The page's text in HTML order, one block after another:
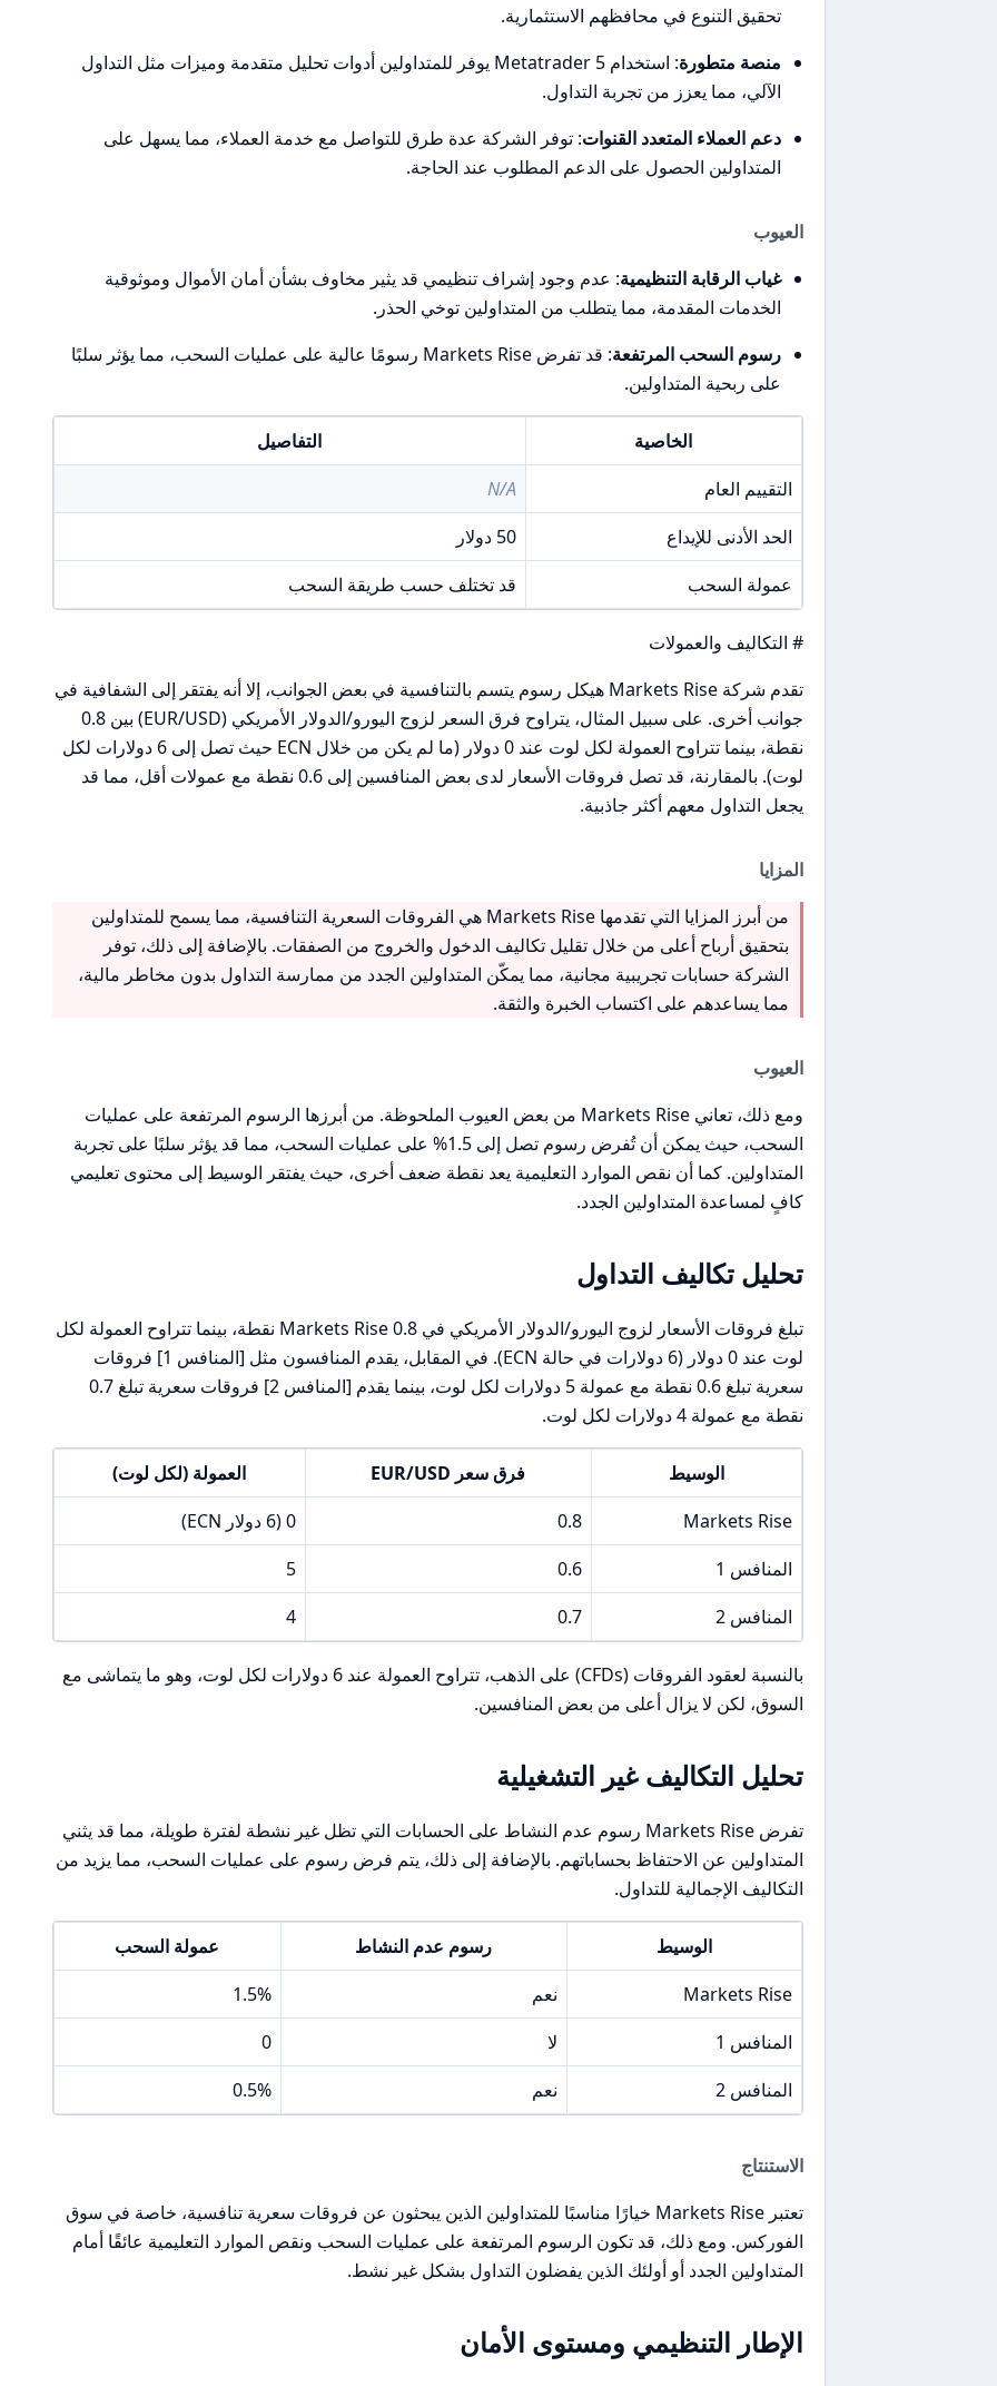
تحقيق التنوع في محافظهم الاستثمارية.
منصة متطورة
: استخدام Metatrader 5 يوفر للمتداولين أدوات تحليل متقدمة وميزات مثل التداول
الآلي، مما يعزز من تجربة التداول.
دعم العملاء المتعدد القنوات: توفر الشركة عدة طرق للتواصل مع خدمة العملاء، مما يسهل على
المتداولين الحصول على الدعم المطلوب عند الحاجة.
العيوب
غياب الرقابة التنظيمية: عدم وجود إشراف تنظيمي قد يثير مخاوف بشأن أمان الأموال وموثوقية
الخدمات المقدمة، مما يتطلب من المتداولين توخي الحذر.
رسوم السحب المرتفعة
: قد تفرض Markets Rise رسومًا عالية على عمليات السحب، مما يؤثر سلبًا
على ربحية المتداولين.
الخاصية
التفاصيل
التقييم العام
N/A
الحد الأدنى للإيداع
50 دولار
عمولة السحب
قد تختلف حسب طريقة السحب
# التكاليف والعمولات
تقدم شركة Markets Rise هيكل رسوم يتسم بالتنافسية في بعض الجوانب، إلا أنه يفتقر إلى الشفافية في
جوانب أخرى. على سبيل المثال، يتراوح فرق السعر لزوج اليورو/الدولار الأمريكي (EUR/USD) بين 0.8
نقطة، بينما تتراوح العمولة لكل لوت عند 0 دولار (ما لم يكن من خلال ECN حيث تصل إلى 6 دولارات لكل
لوت). بالمقارنة، قد تصل فروقات الأسعار لدى بعض المنافسين إلى 0.6 نقطة مع عمولات أقل، مما قد
يجعل التداول معهم أكثر جاذبية.
المزايا
من أبرز المزايا التي تقدمها Markets Rise هي الفروقات السعرية التنافسية، مما يسمح للمتداولين
بتحقيق أرباح أعلى من خلال تقليل تكاليف الدخول والخروج من الصفقات. بالإضافة إلى ذلك، توفر
الشركة حسابات تجريبية مجانية، مما يمكّن المتداولين الجدد من ممارسة التداول بدون مخاطر مالية،
مما يساعدهم على اكتساب الخبرة والثقة.
العيوب
ومع ذلك، تعاني Markets Rise من بعض العيوب الملحوظة. من أبرزها الرسوم المرتفعة على عمليات
السحب، حيث يمكن أن تُفرض رسوم تصل إلى 1.5% على عمليات السحب، مما قد يؤثر سلبًا على تجربة
المتداولين. كما أن نقص الموارد التعليمية يعد نقطة ضعف أخرى، حيث يفتقر الوسيط إلى محتوى تعليمي
كافٍ لمساعدة المتداولين الجدد.
تحليل تكاليف التداول
تبلغ فروقات الأسعار لزوج اليورو/الدولار الأمريكي في Markets Rise 0.8 نقطة، بينما تتراوح العمولة لكل
لوت عند 0 دولار (6 دولارات في حالة ECN). في المقابل، يقدم المنافسون مثل [المنافس 1] فروقات
سعرية تبلغ 0.6 نقطة مع عمولة 5 دولارات لكل لوت، بينما يقدم [المنافس 2] فروقات سعرية تبلغ 0.7
نقطة مع عمولة 4 دولارات لكل لوت.
الوسيط فرق سعر EUR/USD
العمولة (لكل لوت)
Markets Rise
0.8
0 (6 دولار ECN)
المنافس 1
0.6
5
المنافس 2
0.7
4
بالنسبة لعقود الفروقات (CFDs) على الذهب، تتراوح العمولة عند 6 دولارات لكل لوت، وهو ما يتماشى مع
السوق، لكن لا يزال أعلى من بعض المنافسين.
تحليل التكاليف غير التشغيلية
تفرض Markets Rise رسوم عدم النشاط على الحسابات التي تظل غير نشطة لفترة طويلة، مما قد يثني
المتداولين عن الاحتفاظ بحساباتهم. بالإضافة إلى ذلك، يتم فرض رسوم على عمليات السحب، مما يزيد من
التكاليف الإجمالية للتداول.
الوسيط رسوم عدم النشاط
عمولة السحب
Markets Rise
نعم
1.5%
المنافس 1
لا
0
المنافس 2
نعم 0.5%
الاستنتاج
تعتبر Markets Rise خيارًا مناسبًا للمتداولين الذين يبحثون عن فروقات سعرية تنافسية، خاصة في سوق
الفوركس. ومع ذلك، قد تكون الرسوم المرتفعة على عمليات السحب ونقص الموارد التعليمية عائقًا أمام
المتداولين الجدد أو أولئك الذين يفضلون التداول بشكل غير نشط.
الإطار التنظيمي ومستوى الأمان